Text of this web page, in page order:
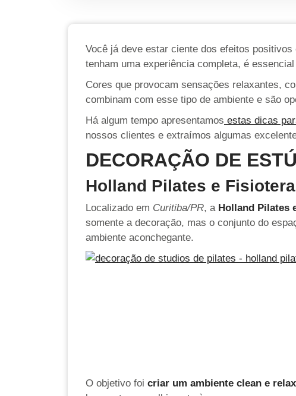
Você já deve estar ciente dos efeitos
tenham uma experiência completa, é
Cores que provocam sensações relaxantes,
combinam com esse tipo de ambiente e são
Há algum tempo apresentamos estas dicas
nossos clientes e extraímos algumas
DECORAÇÃO DE
Holland Pilates e
Localizado em Curitiba/PR, a Holland Pilates
somente a decoração, mas o conjunto do
ambiente aconchegante.
O objetivo foi criar um ambiente clean e